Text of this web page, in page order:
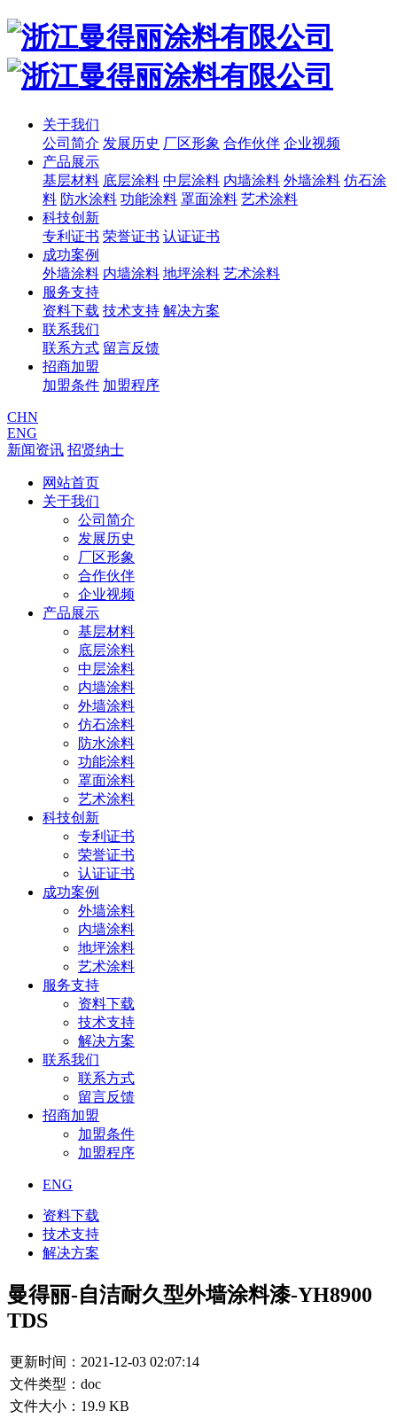
关于我们
公司简介 发展历史 厂区形象 合作伙伴 企业视频
产品展示
基层材料 底层涂料 中层涂料 内墙涂料 外墙涂料 仿石涂
料 防水涂料 功能涂料 罩面涂料 艺术涂料
科技创新
专利证书 荣誉证书 认证证书
成功案例
外墙涂料 内墙涂料 地坪涂料 艺术涂料
服务支持
资料下载 技术支持 解决方案
联系我们
联系方式 留言反馈
招商加盟
加盟条件 加盟程序
CHN
ENG
新闻资讯 招贤纳士
网站首页
关于我们
公司简介
发展历史
厂区形象
合作伙伴
企业视频
产品展示
基层材料
底层涂料
中层涂料
内墙涂料
外墙涂料
仿石涂料
防水涂料
功能涂料
罩面涂料
艺术涂料
科技创新
专利证书
荣誉证书
认证证书
成功案例
外墙涂料
内墙涂料
地坪涂料
艺术涂料
服务支持
资料下载
技术支持
解决方案
联系我们
联系方式
留言反馈
招商加盟
加盟条件
加盟程序
ENG
资料下载
技术支持
解决方案
曼得丽-自洁耐久型外墙涂料漆-YH8900
TDS
更新时间：2021-12-03 02:07:14
文件类型：doc
文件大小：19.9 KB